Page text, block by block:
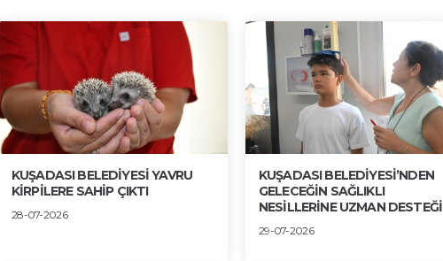
KUŞADASI BELEDİYESİ YAVRU
KİRPİLERE SAHİP ÇIKTI
28-07-2026
KUŞADASI BELEDİYESİ’NDEN
GELECEĞİN SAĞLIKLI
NESİLLERİNE UZMAN DESTEĞİ
29-07-2026